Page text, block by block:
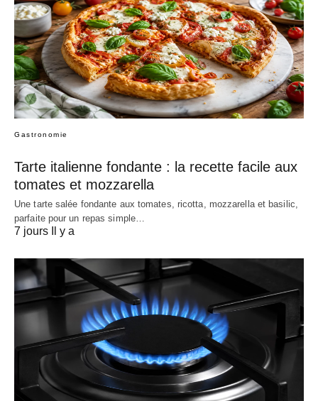
Gastronomie
Tarte italienne fondante : la recette facile aux
tomates et mozzarella
Une tarte salée fondante aux tomates, ricotta, mozzarella et basilic,
parfaite pour un repas simple…
7 jours Il y a